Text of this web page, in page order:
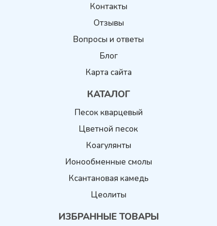
Контакты
Отзывы
Вопросы и ответы
Блог
Карта сайта
КАТАЛОГ
Песок кварцевый
Цветной песок
Коагулянты
Ионообменные смолы
Ксантановая камедь
Цеолиты
ИЗБРАННЫЕ ТОВАРЫ